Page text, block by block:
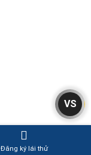
VS
Đăng ký lái thử